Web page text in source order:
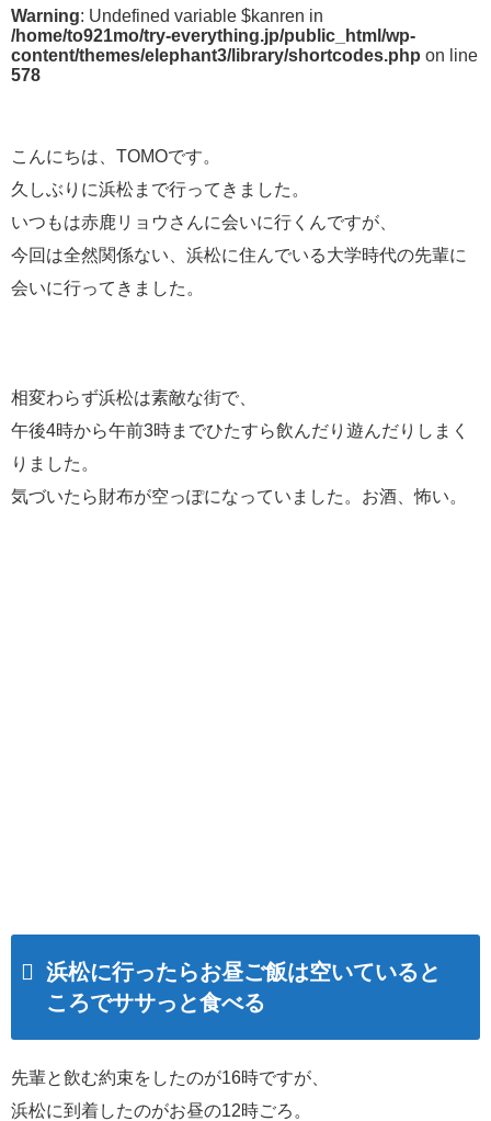
Warning: Undefined variable $kanren in
/home/to921mo/try-everything.jp/public_html/wp-
content/themes/elephant3/library/shortcodes.php on line
578
こんにちは、TOMOです。
久しぶりに浜松まで行ってきました。
いつもは赤鹿リョウさんに会いに行くんですが、
今回は全然関係ない、浜松に住んでいる大学時代の先輩に
会いに行ってきました。
相変わらず浜松は素敵な街で、
午後4時から午前3時までひたすら飲んだり遊んだりしまく
りました。
気づいたら財布が空っぽになっていました。お酒、怖い。
浜松に行ったらお昼ご飯は空いていると
ころでササっと食べる
先輩と飲む約束をしたのが16時ですが、
浜松に到着したのがお昼の12時ごろ。